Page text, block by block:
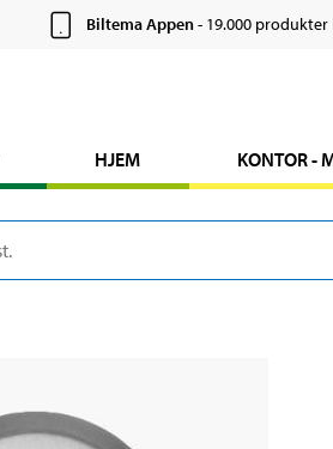
Biltema Appen- 19.000 produkter
HJEM KONTOR -